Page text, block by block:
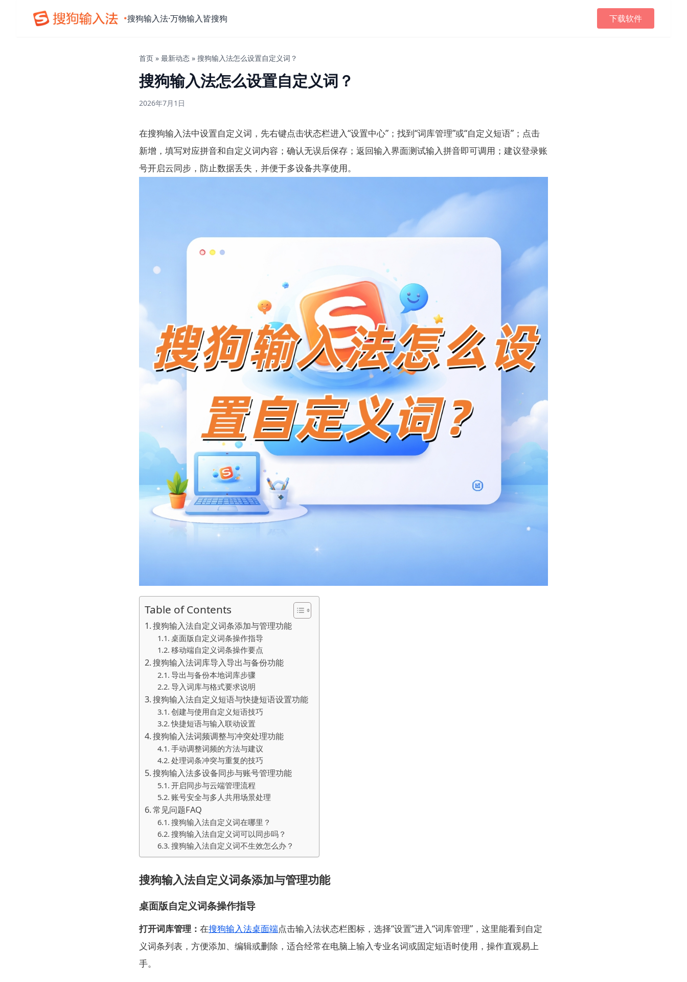
搜狗输入法·万物输入皆搜狗 下载软件
首页 » 最新动态 » 搜狗输入法怎么设置自定义词？
搜狗输入法怎么设置自定义词？
2026年7月1日
在搜狗输入法中设置自定义词，先右键点击状态栏进入“设置中心”；找到“词库管理”或“自定义短语”；点击
新增，填写对应拼音和自定义词内容；确认无误后保存；返回输入界面测试输入拼音即可调用；建议登录账
号开启云同步，防止数据丢失，并便于多设备共享使用。
Table of Contents
搜狗输入法自定义词条添加与管理功能
桌面版自定义词条操作指导
移动端自定义词条操作要点
搜狗输入法词库导入导出与备份功能
导出与备份本地词库步骤
导入词库与格式要求说明
搜狗输入法自定义短语与快捷短语设置功能
创建与使用自定义短语技巧
快捷短语与输入联动设置
搜狗输入法词频调整与冲突处理功能
手动调整词频的方法与建议
处理词条冲突与重复的技巧
搜狗输入法多设备同步与账号管理功能
开启同步与云端管理流程
账号安全与多人共用场景处理
常见问题FAQ
搜狗输入法自定义词在哪里？
搜狗输入法自定义词可以同步吗？
搜狗输入法自定义词不生效怎么办？
搜狗输入法自定义词条添加与管理功能
桌面版自定义词条操作指导
打开词库管理： 在搜狗输入法桌面端点击输入法状态栏图标，选择“设置”进入“词库管理”，这里能看到自定
义词条列表，方便添加、编辑或删除，适合经常在电脑上输入专业名词或固定短语时使用，操作直观易上
手。